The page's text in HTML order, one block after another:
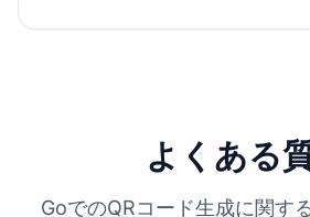
よくある
GoでのQRコード生成に関す